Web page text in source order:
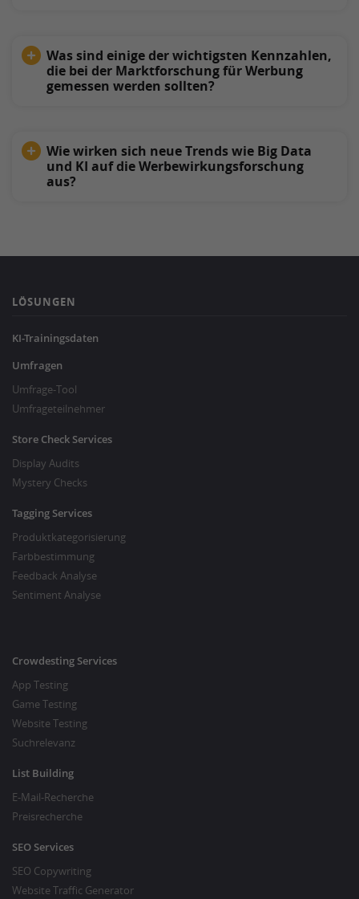
Was sind einige der wichtigsten Kennzahlen,
die bei der Marktforschung für Werbung
gemessen werden sollten?
Wie wirken sich neue Trends wie Big Data
und KI auf die Werbewirkungsforschung
aus?
LÖSUNGEN
KI-Trainingsdaten
Umfragen
Umfrage-Tool
Umfrageteilnehmer
Store Check Services
Display Audits
Mystery Checks
Tagging Services
Produktkategorisierung
Farbbestimmung
Feedback Analyse
Sentiment Analyse
Crowdesting Services
App Testing
Game Testing
Website Testing
Suchrelevanz
List Building
E-Mail-Recherche
Preisrecherche
SEO Services
SEO Copywriting
Website Traffic Generator